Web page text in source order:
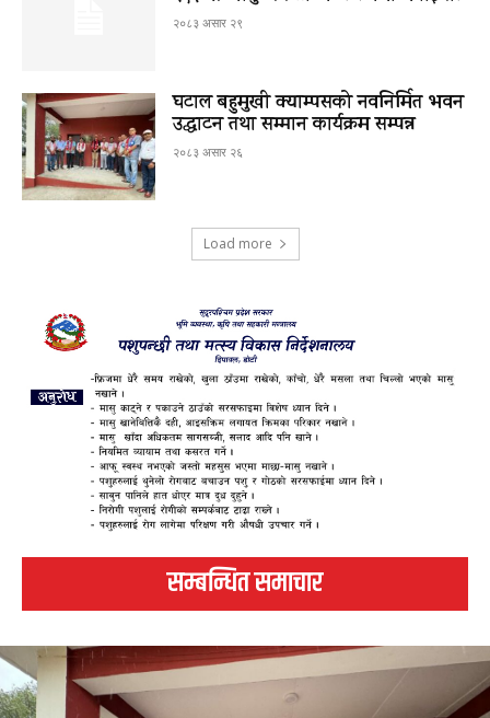
२०८३ असार २९
घटाल बहुमुखी क्याम्पसको नवनिर्मित भवन
उद्घाटन तथा सम्मान कार्यक्रम सम्पन्न
२०८३ असार २६
Load more
सम्बन्धित समाचार